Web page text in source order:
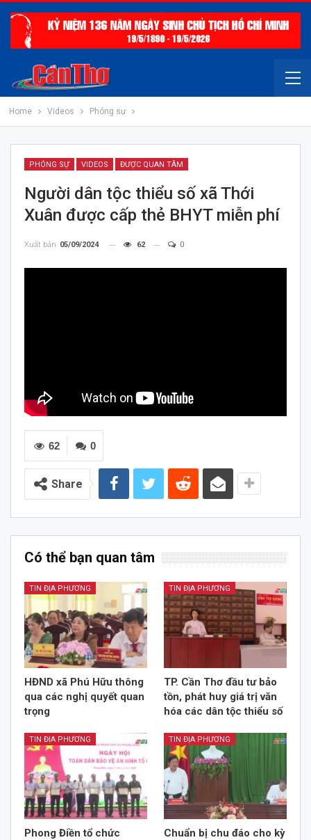
Home Videos Phóng sự
PHÓNG SỰ VIDEOS ĐƯỢC QUAN TÂM
Người dân tộc thiểu số xã Thới
Xuân được cấp thẻ BHYT miễn phí
Xuất bản 05/09/2024 62 0
0
62
Share
Có thể bạn quan tâm
TIN ĐỊA PHƯƠNG
HĐND xã Phú Hữu thông
qua các nghị quyết quan
trọng
TIN ĐỊA PHƯƠNG
TP. Cần Thơ đầu tư bảo
tồn, phát huy giá trị văn
hóa các dân tộc thiểu số
TIN ĐỊA PHƯƠNG
Phong Điền tổ chức
TIN ĐỊA PHƯƠNG
Chuẩn bị chu đáo cho kỳ